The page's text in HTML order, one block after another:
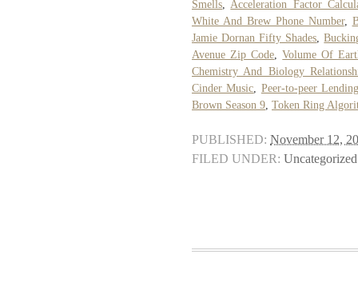
Smells,Acceleration Factor
White And Brew Phone Number,
Jamie Dornan Fifty Shades,
Avenue Zip Code,Volume Of
Chemistry And Biology
Cinder Music, Peer-to-peer
Brown Season 9, Token Ring
PUBLISHED: November 12,
FILED UNDER: Uncategorized